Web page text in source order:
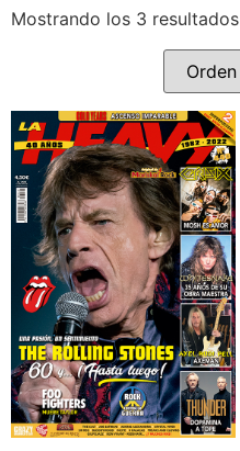
Mostrando los 3 resultados